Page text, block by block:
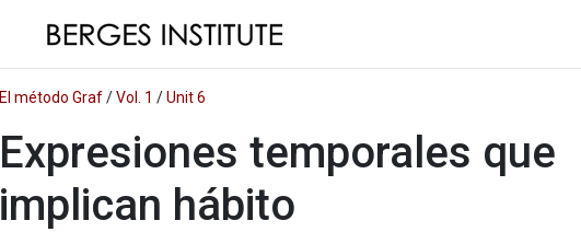
El método Graf/Vol. 1 /Unit 6
Expresiones temporales que
implican hábito